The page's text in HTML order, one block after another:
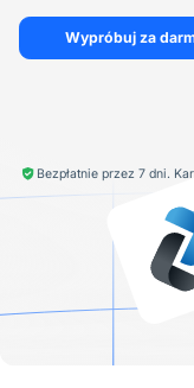
Wypróbuj za
Bezpłatnie przez 7 dni.